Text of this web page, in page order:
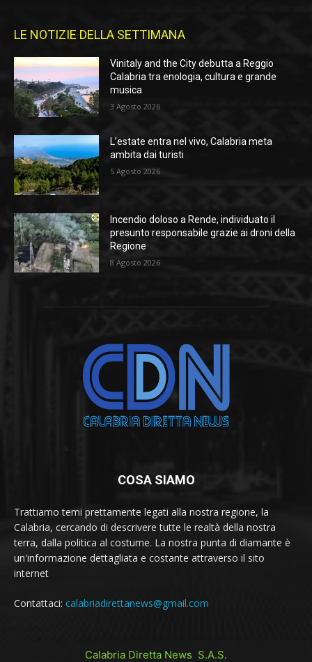
LE NOTIZIE DELLA SETTIMANA
Vinitaly and the City debutta a Reggio
Calabria tra enologia, cultura e grande
musica
3 Agosto 2026
L’estate entra nel vivo, Calabria meta
ambita dai turisti
5 Agosto 2026
Incendio doloso a Rende, individuato il
presunto responsabile grazie ai droni della
Regione
8 Agosto 2026
COSA SIAMO
Trattiamo temi prettamente legati alla nostra regione, la
Calabria, cercando di descrivere tutte le realtà della nostra
terra, dalla politica al costume. La nostra punta di diamante è
un'informazione dettagliata e costante attraverso il sito
internet
Contattaci: calabriadirettanews@gmail.com
Calabria Diretta News S.A.S.